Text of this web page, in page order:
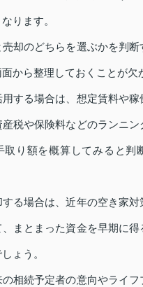
ります。
却のどちらを選ぶかを判
から整理しておくことが欠
する場合は、想定賃料や稼
税や保険料などのランニン
取り額を概算してみると判
る場合は、近年の空き家対
まとまった資金を早期に得
ょう。
相続予定者の意向やライフ